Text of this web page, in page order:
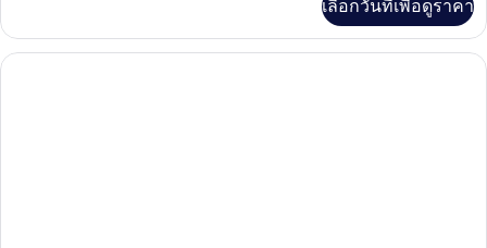
(No
View,
without
เกี่ยว
กับ
ห้อง
เลือกวันที่เพื่อดูราคา